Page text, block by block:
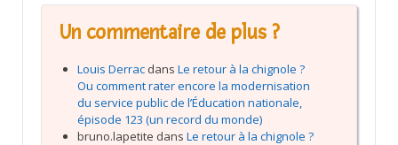
Un commentaire de plus ?
Louis Derrac dans Le retour à la chignole ?
Ou comment rater encore la modernisation
du service public de l’Éducation nationale,
épisode 123 (un record du monde)
bruno.lapetite dans Le retour à la chignole ?